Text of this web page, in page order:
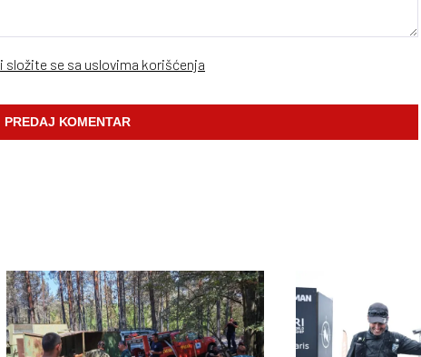
i složite se sa uslovima korišćenja